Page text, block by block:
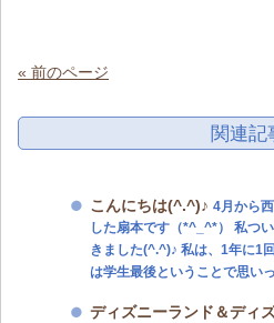
« 前のページ
関連記
こんにちは(^.^)♪ 4月から
した扇本です（*^_^*） 私つ
きました(^.^)♪ 私は、1年に1
は学生最後ということで思い
ディズニーランド＆ディ